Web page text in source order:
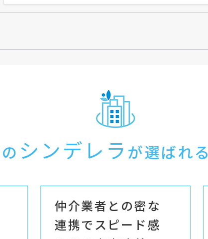
の シンデレラ が選ばれる
仲介業者との密な
連携でスピード感